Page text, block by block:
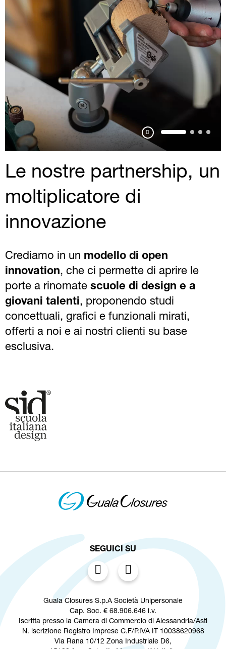
Pausa
Le nostre partnership, un
moltiplicatore di
innovazione
Crediamo in un modello di open
innovation, che ci permette di aprire le
porte a rinomate scuole di design e a
giovani talenti, proponendo studi
concettuali, grafici e funzionali mirati,
offerti a noi e ai nostri clienti su base
esclusiva.
SEGUICI SU
Guala Closures S.p.A Società Unipersonale
Cap. Soc. € 68.906.646 i.v.
Iscritta presso la Camera di Commercio di Alessandria/Asti
N. iscrizione Registro Imprese C.F/P.IVA IT 10038620968
Via Rana 10/12 Zona Industriale D6,